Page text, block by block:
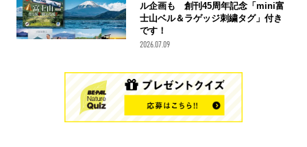
ル企画も 創刊45周年記念「mini富
士山ベル＆ラゲッジ刺繍タグ」付き
です！
2026.07.09